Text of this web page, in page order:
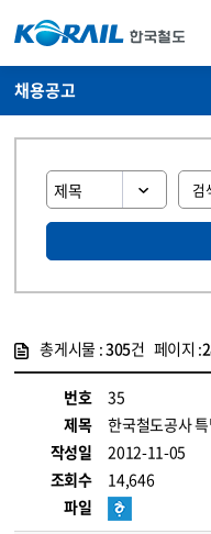
채용공고
총게시물 :305건 페이지 :
번호
35
제목
한국철도공사
작성일
2012-11-05
조회수
14,646
파일